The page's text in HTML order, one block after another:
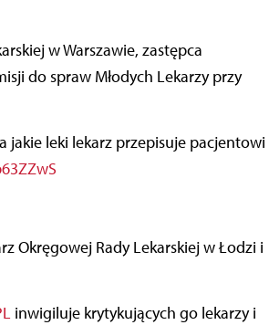
w Warszawie, zastępca
do spraw Młodych Lekarzy przy
jakie leki lekarz przepisuje pacjentowi
Okręgowej Rady Lekarskiej w Łodzi i
inwigiluje krytykujących go lekarzy i